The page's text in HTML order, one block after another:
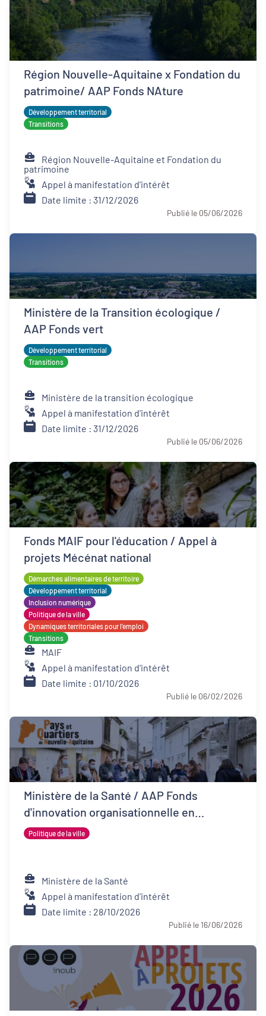
Région Nouvelle-Aquitaine x Fondation du
patrimoine/ AAP Fonds NAture
Développement territorial
Transitions
Région Nouvelle-Aquitaine et Fondation du
patrimoine
Appel à manifestation d'intérêt
Date limite : 31/12/2026
Publié le 05/06/2026
Ministère de la Transition écologique /
AAP Fonds vert
Développement territorial
Transitions
Ministère de la transition écologique
Appel à manifestation d'intérêt
Date limite : 31/12/2026
Publié le 05/06/2026
Fonds MAIF pour l'éducation / Appel à
projets Mécénat national
Démarches alimentaires de territoire
Développement territorial
Inclusion numérique
Politique de la ville
Dynamiques territoriales pour l’emploi
Transitions
MAIF
Appel à manifestation d'intérêt
Date limite : 01/10/2026
Publié le 06/02/2026
Ministère de la Santé / AAP Fonds
d'innovation organisationnelle en
psychiatrie (FIOP)
Politique de la ville
Ministère de la Santé
Appel à manifestation d'intérêt
Date limite : 28/10/2026
Publié le 16/06/2026